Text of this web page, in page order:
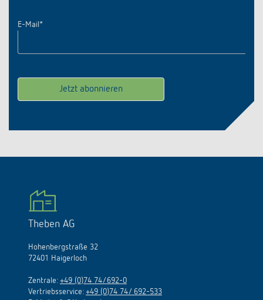
E-Mail *
Theben AG
Hohenbergstraße 32
72401 Haigerloch
Zentrale: +49 (0)74 74/692-0
Vertriebsservice: +49 (0)74 74/ 692-533